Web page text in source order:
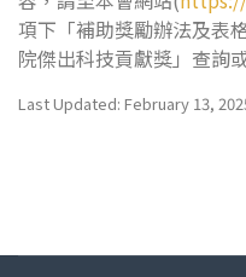
項下「補助獎勵辦法及表
院傑出科技貢獻獎」查詢
Last Updated: February 13,